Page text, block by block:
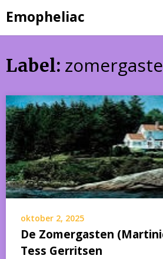
to
content
Emopheliac
Label:
oktober 2, 2025
De Zomergasten
Tess Gerritsen